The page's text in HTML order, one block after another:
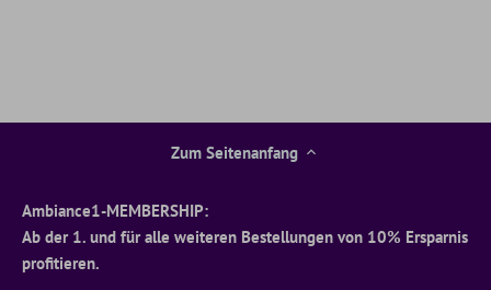
Zum Seitenanfang
Ambiance1-MEMBERSHIP:
Ab der 1. und für alle weiteren Bestellungen von 10% Ersparnis
profitieren.